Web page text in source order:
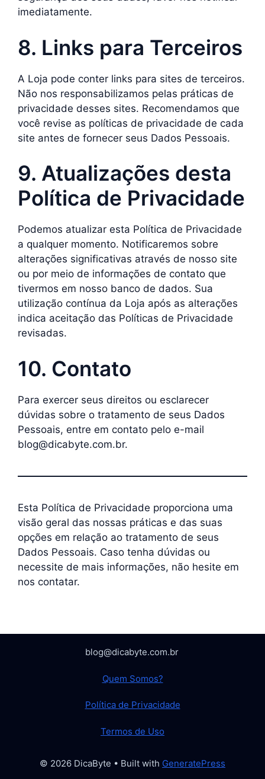
imediatamente.
8. Links para Terceiros
A Loja pode conter links para sites de terceiros.
Não nos responsabilizamos pelas práticas de
privacidade desses sites. Recomendamos que
você revise as políticas de privacidade de cada
site antes de fornecer seus Dados Pessoais.
9. Atualizações desta
Política de Privacidade
Podemos atualizar esta Política de Privacidade
a qualquer momento. Notificaremos sobre
alterações significativas através de nosso site
ou por meio de informações de contato que
tivermos em nosso banco de dados. Sua
utilização contínua da Loja após as alterações
indica aceitação das Políticas de Privacidade
revisadas.
10. Contato
Para exercer seus direitos ou esclarecer
dúvidas sobre o tratamento de seus Dados
Pessoais, entre em contato pelo e-mail
blog@dicabyte.com.br.
Esta Política de Privacidade proporciona uma
visão geral das nossas práticas e das suas
opções em relação ao tratamento de seus
Dados Pessoais. Caso tenha dúvidas ou
necessite de mais informações, não hesite em
nos contatar.
blog@dicabyte.com.br
Quem Somos?
Política de Privacidade
Termos de Uso
© 2026 DicaByte • Built with GeneratePress